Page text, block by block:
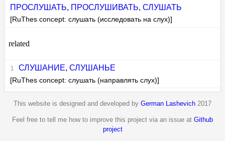
ПРОСЛУШАТЬ, ПРОСЛУШИВАТЬ,СЛУШАТЬ
[RuThes concept: слушать (исследовать на слух)]
related
СЛУШАНИЕ, СЛУШАНЬЕ
[RuThes concept: слушать (направлять слух)]
This website is designed and developed by German Lashevich 2017
Feel free to tell me how to improve this project via an issue at Github
project